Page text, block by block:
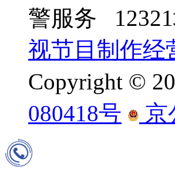
警服务
视节目制作经
Copyright ©
080418号
京